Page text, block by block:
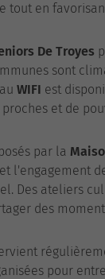
tout en
De Troyes
sont
WIFI est
et de
par la
l'engagement
Des ateliers
des
pour